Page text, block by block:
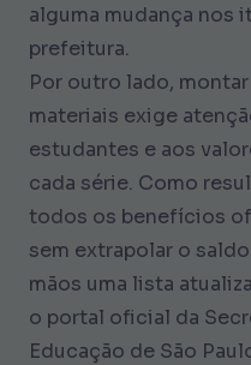
alguma mudança nos
prefeitura.
Por outro lado,
materiais exige
estudantes e aos
cada série. Como
todos os benefícios
sem extrapolar o
mãos uma lista
o portal oficial da
Educação de São